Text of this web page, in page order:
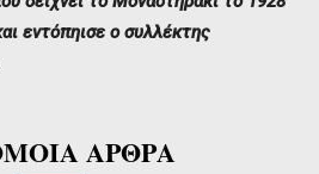
εντόπηισε ο συλλέκτης
ΑΡΘΡΑ